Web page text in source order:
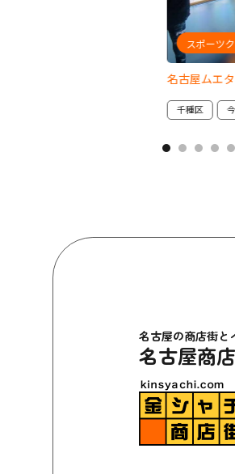
名古屋ムエ
スポーツ
千種区
名古屋の商店街と
名古屋商